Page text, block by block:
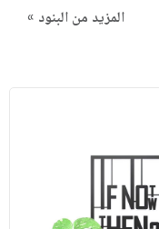
المزيد من البنود »